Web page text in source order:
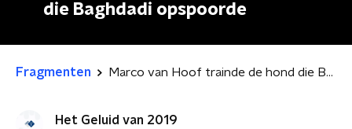
die Baghdadi opspoorde
Fragmenten Marco van Hoof trainde de hond die Baghdadi opspoorde
Het Geluid van 2019